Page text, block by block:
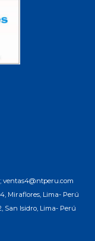
ventas4@ntperu.com
Miraflores, Lima- Perú
San Isidro, Lima- Perú